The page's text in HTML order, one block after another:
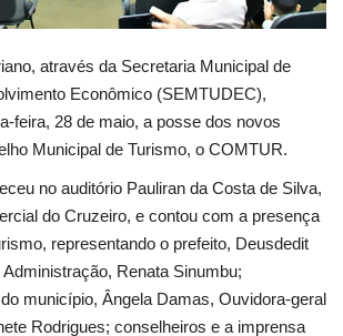
através da Secretaria Municipal de
Econômico (SEMTUDEC),
feira, 28 de maio, a posse dos novos
Municipal de Turismo, o COMTUR.
no auditório Pauliran da Costa de Silva,
do Cruzeiro, e contou com a presença
representando o prefeito, Deusdedit
Renata Sinumbu;
município, Ângela Damas, Ouvidora-geral
Rodrigues; conselheiros e a imprensa